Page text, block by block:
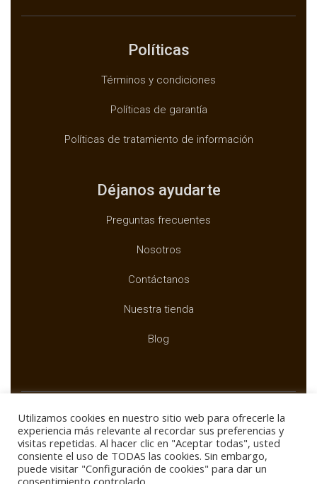
Políticas
Términos y condiciones
Políticas de garantía
Políticas de tratamiento de información
Déjanos ayudarte
Preguntas frecuentes
Nosotros
Contáctanos
Nuestra tienda
Blog
Copyright © BUXTAR
Utilizamos cookies en nuestro sitio web para ofrecerle la
experiencia más relevante al recordar sus preferencias y
visitas repetidas. Al hacer clic en "Aceptar todas", usted
consiente el uso de TODAS las cookies. Sin embargo,
puede visitar "Configuración de cookies" para dar un
consentimiento controlado.